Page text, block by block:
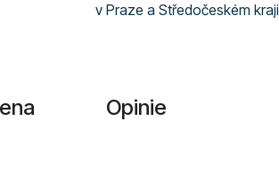
v Praze a Středočeském kraji
Opinie